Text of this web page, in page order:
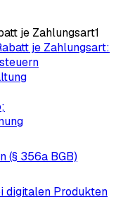
je Zahlungsart1
je Zahlungsart:
(§ 356a BGB)
digitalen Produkten